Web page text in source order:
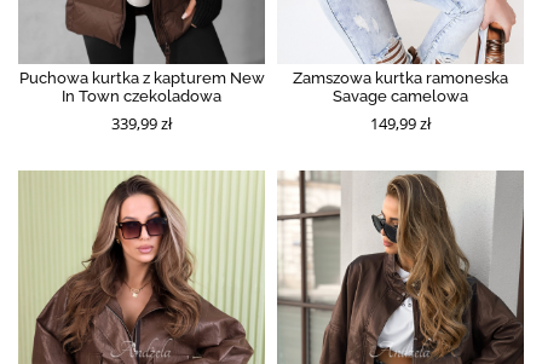
Puchowa kurtka z kapturem New
In Town czekoladowa
339,99 zł
Zamszowa kurtka ramoneska
Savage camelowa
149,99 zł